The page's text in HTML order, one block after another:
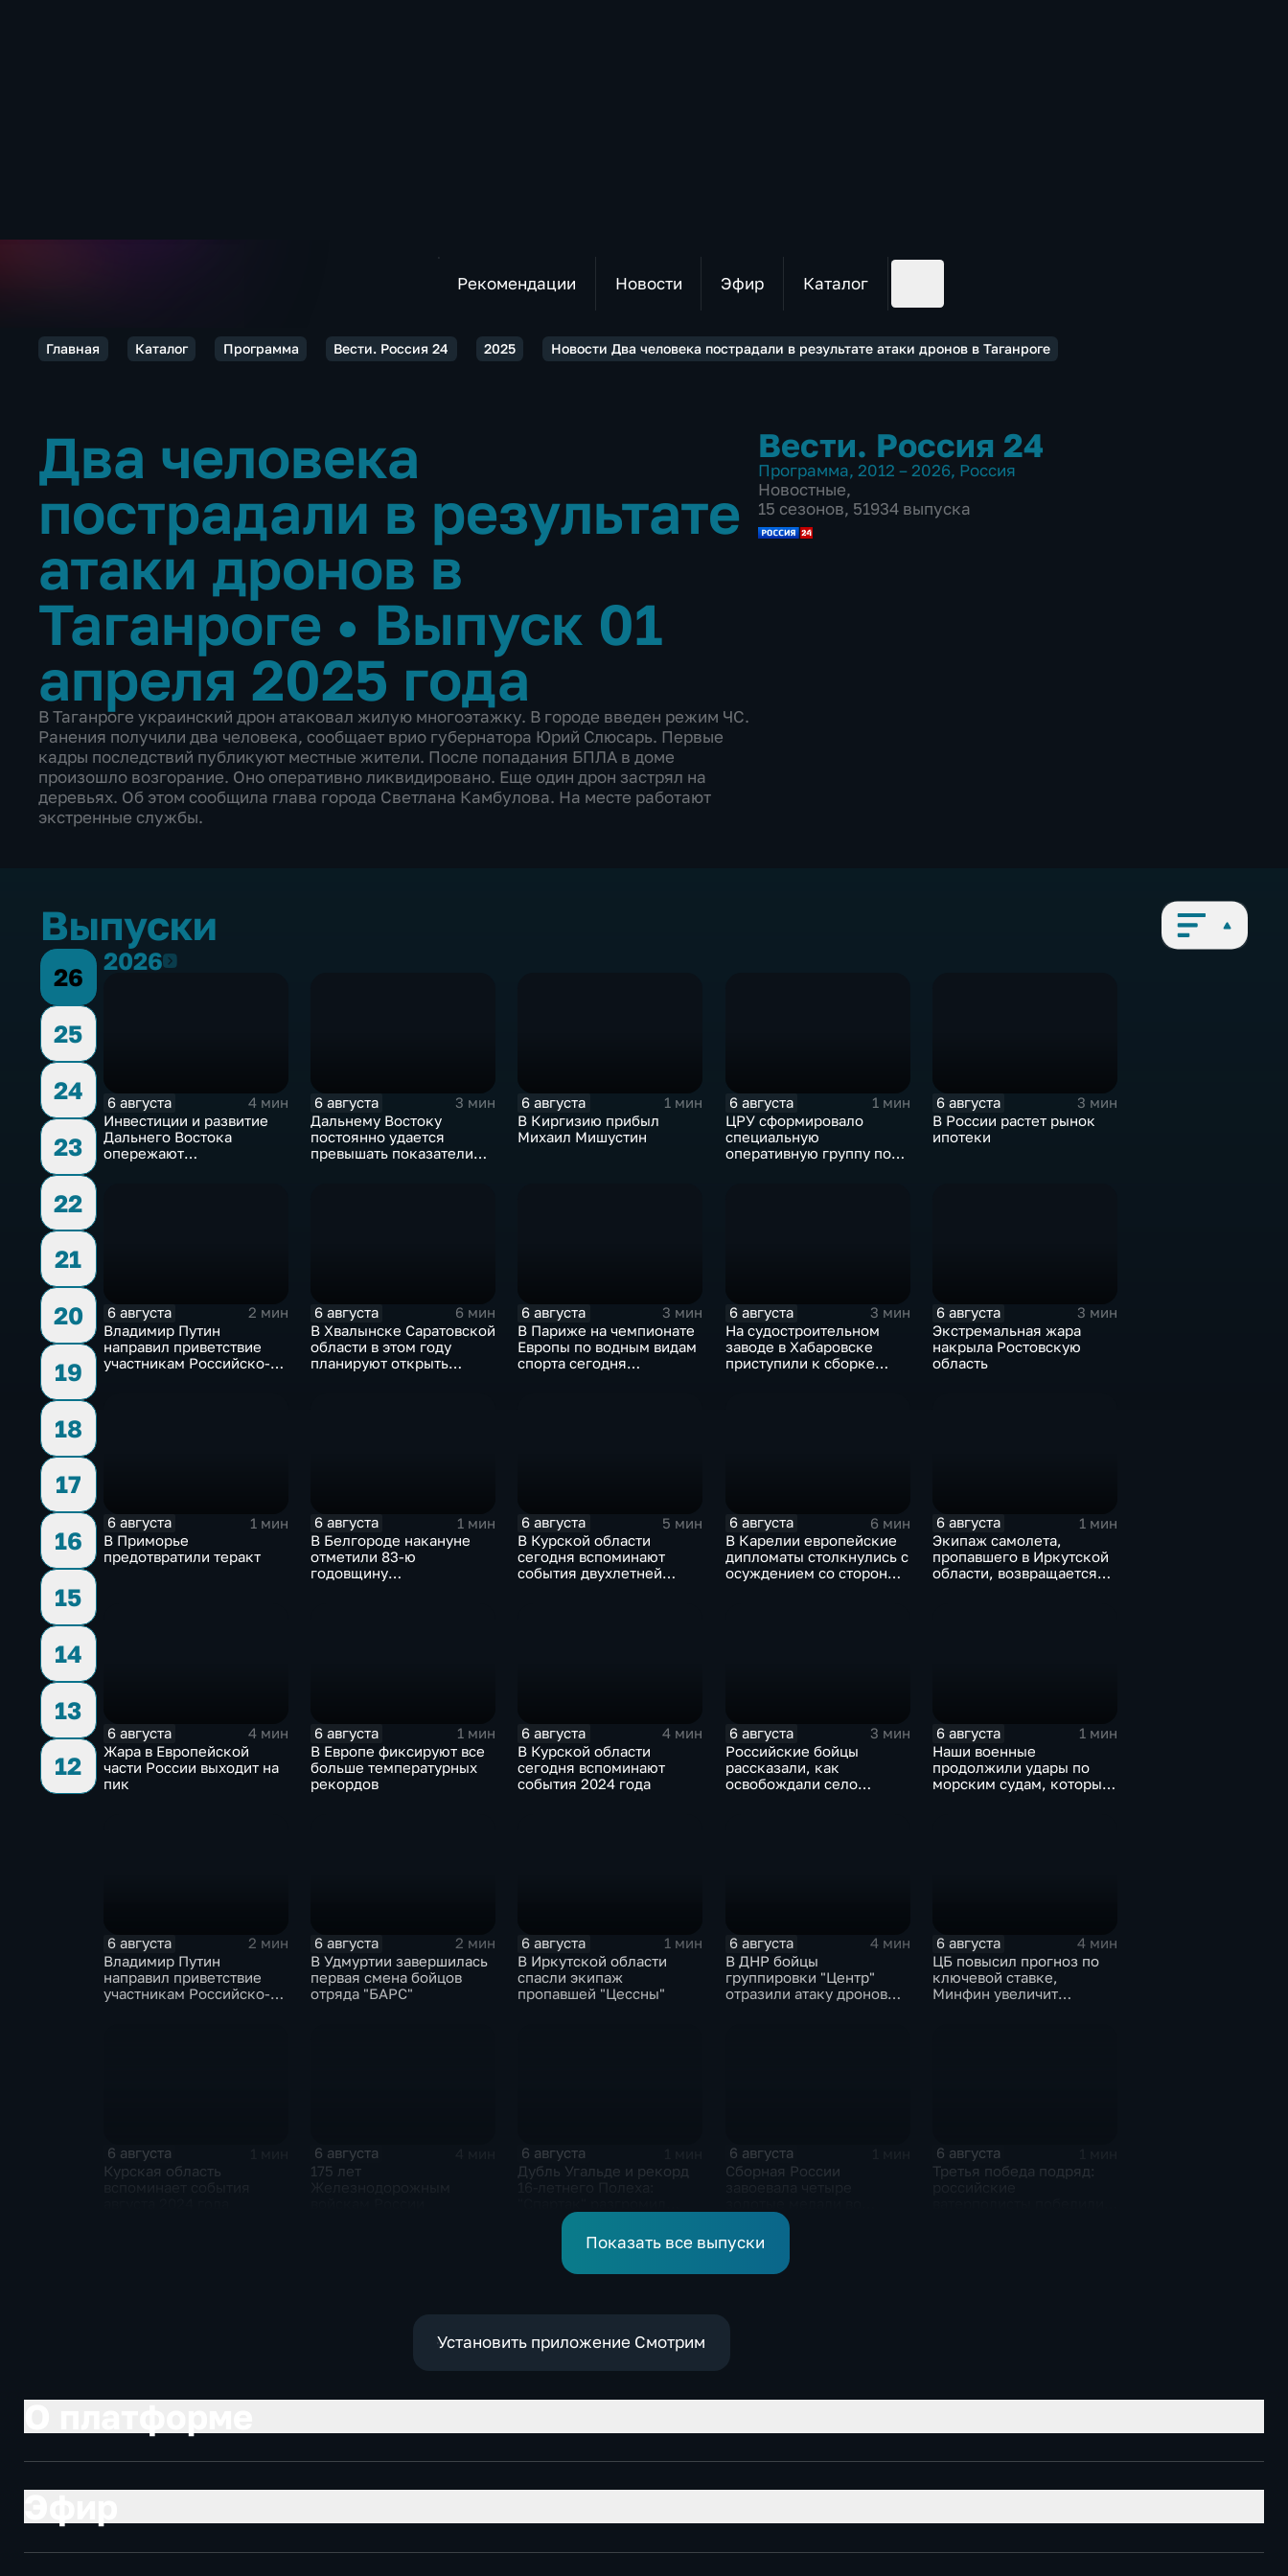
Рекомендации Новости Эфир Каталог
Главная Каталог Программа Вести. Россия 24 2025 Новости Два человека пострадали в результате атаки дронов в Таганроге
Два человека
пострадали в результате
атаки дронов в
Таганроге • Выпуск 01
апреля 2025 года
В Таганроге украинский дрон атаковал жилую многоэтажку. В городе введен режим ЧС.
Ранения получили два человека, сообщает врио губернатора Юрий Слюсарь. Первые
кадры последствий публикуют местные жители. После попадания БПЛА в доме
произошло возгорание. Оно оперативно ликвидировано. Еще один дрон застрял на
деревьях. Об этом сообщила глава города Светлана Камбулова. На месте работают
экстренные службы.
Вести. Россия 24
Программа, 2012 – 2026, Россия
Новостные,
15 сезонов, 51934 выпуска
Выпуски
26
25
24
23
22
21
20
19
18
17
16
15
14
13
12
20262026
6 августа
4 мин
Инвестиции и развитие
Дальнего Востока
опережают
6 августа
3 мин
Дальнему Востоку
постоянно удается
превышать показатели
6 августа
1 мин
В Киргизию прибыл
Михаил Мишустин
6 августа
1 мин
ЦРУ сформировало
специальную
оперативную группу по
6 августа
3 мин
В России растет рынок
ипотеки
6 августа
2 мин
Владимир Путин
направил приветствие
участникам Российско-
6 августа
6 мин
В Хвалынске Саратовской
области в этом году
планируют открыть
6 августа
3 мин
В Париже на чемпионате
Европы по водным видам
спорта сегодня
6 августа
3 мин
На судостроительном
заводе в Хабаровске
приступили к сборке
6 августа
3 мин
Экстремальная жара
накрыла Ростовскую
область
6 августа
1 мин
В Приморье
предотвратили теракт
6 августа
1 мин
В Белгороде накануне
отметили 83-ю
годовщину
6 августа
5 мин
В Курской области
сегодня вспоминают
события двухлетней
6 августа
6 мин
В Карелии европейские
дипломаты столкнулись с
осуждением со стороны
6 августа
1 мин
Экипаж самолета,
пропавшего в Иркутской
области, возвращается
6 августа
4 мин
Жара в Европейской
части России выходит на
пик
6 августа
1 мин
В Европе фиксируют все
больше температурных
рекордов
6 августа
4 мин
В Курской области
сегодня вспоминают
события 2024 года
6 августа
3 мин
Российские бойцы
рассказали, как
освобождали село
6 августа
1 мин
Наши военные
продолжили удары по
морским судам, которые
6 августа
2 мин
Владимир Путин
направил приветствие
участникам Российско-
6 августа
2 мин
В Удмуртии завершилась
первая смена бойцов
отряда "БАРС"
6 августа
1 мин
В Иркутской области
спасли экипаж
пропавшей "Цессны"
6 августа
4 мин
В ДНР бойцы
группировки "Центр"
отразили атаку дронов
6 августа
4 мин
ЦБ повысил прогноз по
ключевой ставке,
Минфин увеличит
6 августа
Курская область
6 августа
175 лет
6 августа
Дубль Угальде и рекорд
"Оренбург" в Кубке
6 августа
Сборная России
второй день КМ по
зимнему плаванию
6 августа
Третья победа подряд:
Показать все выпуски
Установить приложение Смотрим